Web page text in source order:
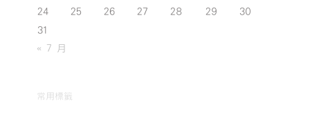
24
25 26 27 28 29
30
31
« 7 月
常用標籤